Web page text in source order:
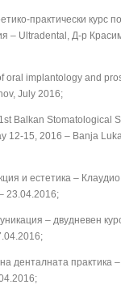
практически курс
– Ultradental, Д-р
oral implantology and
July 2016;
Balkan Stomatological
12-15, 2016 – Banja
и естетика –
23.04.2016;
– двудневен
денталната практика